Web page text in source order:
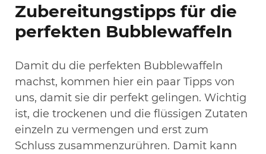
Zubereitungstipps für die
perfekten Bubblewaffeln
Damit du die perfekten Bubblewaffeln
machst, kommen hier ein paar Tipps von
uns, damit sie dir perfekt gelingen. Wichtig
ist, die trockenen und die flüssigen Zutaten
einzeln zu vermengen und erst zum
Schluss zusammenzurühren. Damit kann